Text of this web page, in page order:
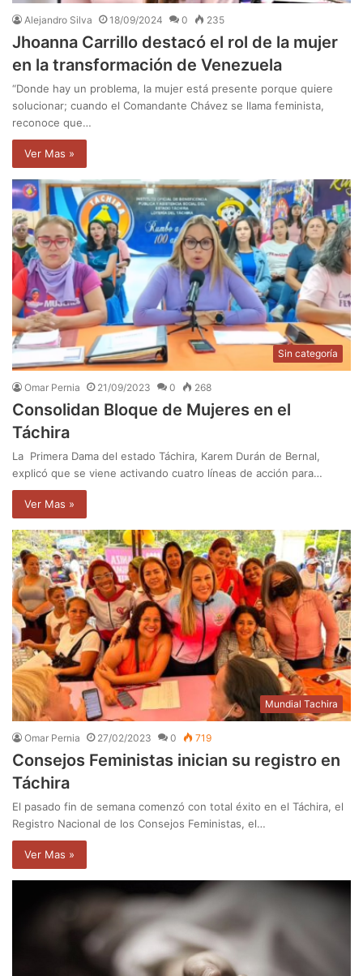
Alejandro Silva 18/09/2024 0 235
Jhoanna Carrillo destacó el rol de la mujer
en la transformación de Venezuela
“Donde hay un problema, la mujer está presente porque quiere
solucionar; cuando el Comandante Chávez se llama feminista,
reconoce que…
Ver Mas »
Sin categoría
Omar Pernia 21/09/2023 0 268
Consolidan Bloque de Mujeres en el
Táchira
La Primera Dama del estado Táchira, Karem Durán de Bernal,
explicó que se viene activando cuatro líneas de acción para…
Ver Mas »
Mundial Tachira
Omar Pernia 27/02/2023 0 719
Consejos Feministas inician su registro en
Táchira
El pasado fin de semana comenzó con total éxito en el Táchira, el
Registro Nacional de los Consejos Feministas, el…
Ver Mas »